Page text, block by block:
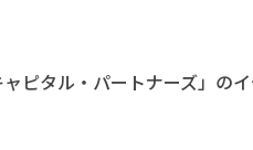
ピタル・パートナーズ」の